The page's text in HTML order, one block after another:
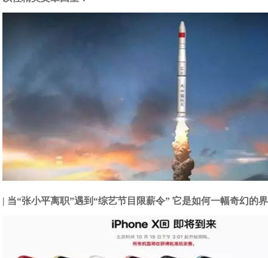
| 当“张小平离职”遇到“综艺节目限薪令” 它是如何一幅奇幻的